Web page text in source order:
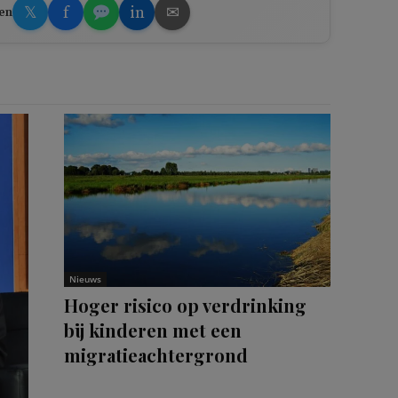
𝕏 f in ✉
Nieuws
Hoger risico op verdrinking
bij kinderen met een
migratieachtergrond